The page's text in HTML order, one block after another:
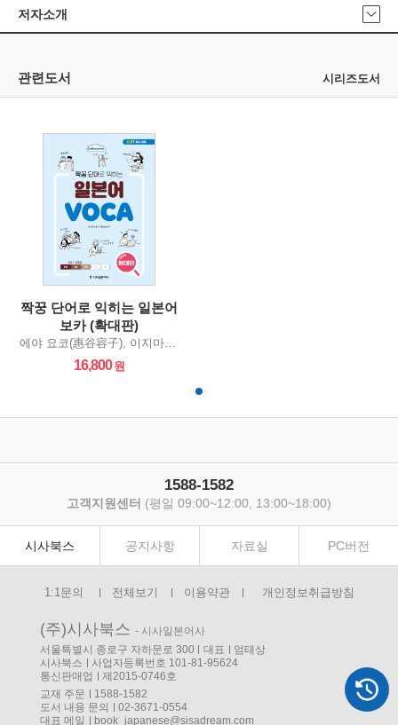
저자소개
관련도서 시리즈도서
짝꿍 단어로 익히는 일본어
보카 (확대판)
에야 요코(惠谷容子), 이지마 미치코(飯嶋美知子)
16,800
1588-1582
고객지원센터 (평일 09:00~12:00, 13:00~18:00)
시사북스 공지사항 자료실 PC버전
1:1문의 전체보기 이용약관 개인정보취급방침
(주)시사북스 - 시사일본어사
서울특별시 종로구 자하문로 300
대표
엄태상
시사북스
사업자등록번호 101-81-95624
통신판매업
제2015-0746호
교재 주문
1588-1582
도서 내용 문의
02-3671-0554
대표 메일
book_japanese@sisadream.com